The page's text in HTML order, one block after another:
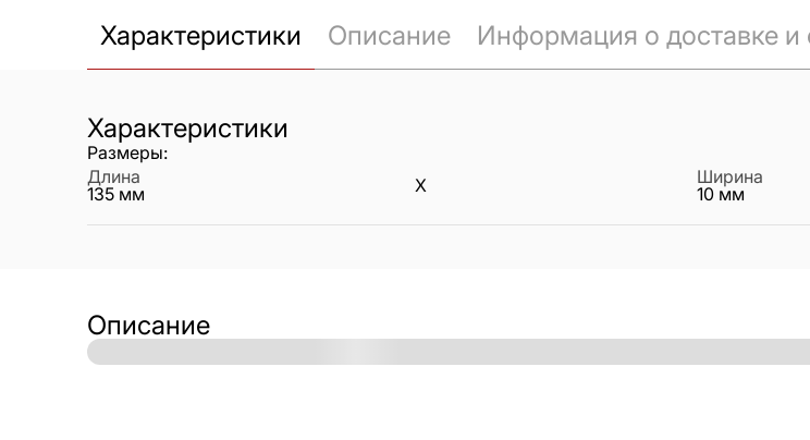
Характеристики Описание Информация о доставке и
Характеристики
Размеры:
Длина
135 мм X
Ширина
10 мм
Описание